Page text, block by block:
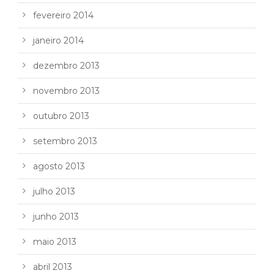
fevereiro 2014
janeiro 2014
dezembro 2013
novembro 2013
outubro 2013
setembro 2013
agosto 2013
julho 2013
junho 2013
maio 2013
abril 2013